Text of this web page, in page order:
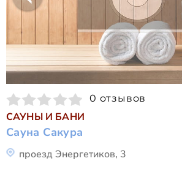
0 отзывов
САУНЫ И БАНИ
Сауна Сакура
проезд Энергетиков, 3